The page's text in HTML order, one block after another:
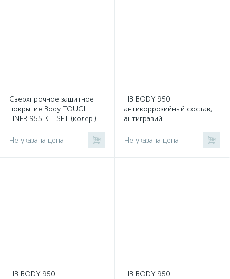
Сверхпрочное защитное
покрытие Body TOUGH
LINER 955 KIT SET (колер.)
комплекта
Не указана цена
HB BODY 950
антикоррозийный состав,
антигравий
Не указана цена
HB BODY 950
HB BODY 950